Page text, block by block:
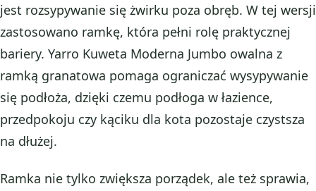
jest rozsypywanie się żwirku poza obręb. W tej wersji
zastosowano ramkę, która pełni rolę praktycznej
bariery. Yarro Kuweta Moderna Jumbo owalna z
ramką granatowa pomaga ograniczać wysypywanie
się podłoża, dzięki czemu podłoga w łazience,
przedpokoju czy kąciku dla kota pozostaje czystsza
na dłużej.
Ramka nie tylko zwiększa porządek, ale też sprawia,